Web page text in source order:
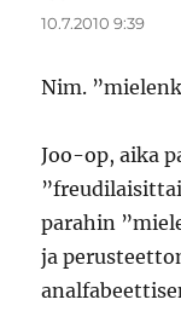
10.7.2010 9:39
Nim.
Joo-op, aika
parahin
ja